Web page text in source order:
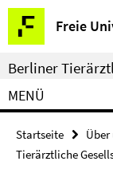
Springe
direkt
zu
Inhalt
Freie
Service-
Navigation
Berliner
MENÜ
Startseite Über
Tierärztliche